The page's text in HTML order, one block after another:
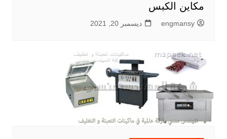
مكاين الكبس
engmansy ديسمبر 20, 2021